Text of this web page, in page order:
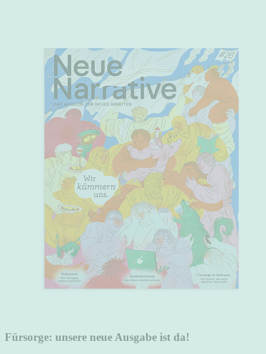
Fürsorge: unsere neue Ausgabe ist da!